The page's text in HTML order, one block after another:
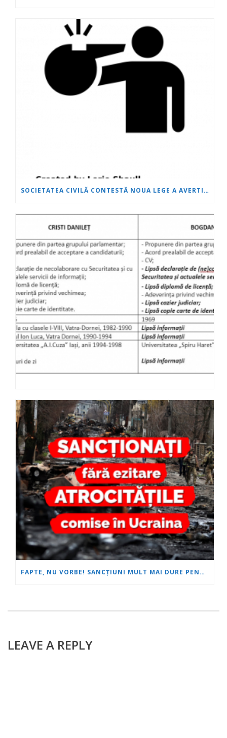
SOCIETATEA CIVILĂ CONTESTĂ NOUA LEGE A AVERTIZORULUI DE INTEGRITATE!
FAPTE, NU VORBE! SANCȚIUNI MULT MAI DURE PENTRU RUSIA!
LEAVE A REPLY